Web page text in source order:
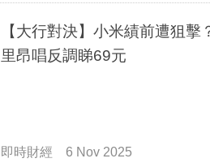
【大行對決】小米績前遭狙
里昂唱反調睇69元
即時財經 6 Nov 2025